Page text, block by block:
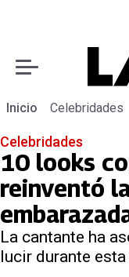
Inicio Celebridades
Celebridades
10 looks
reinventó
La cantante ha
lucir durante